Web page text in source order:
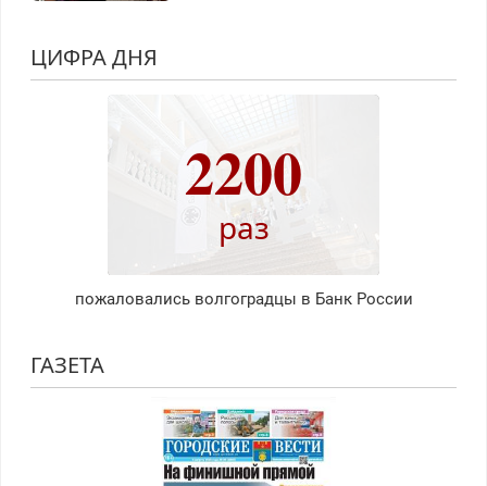
ЦИФРА ДНЯ
2200
раз
пожаловались волгоградцы в Банк России
ГАЗЕТА